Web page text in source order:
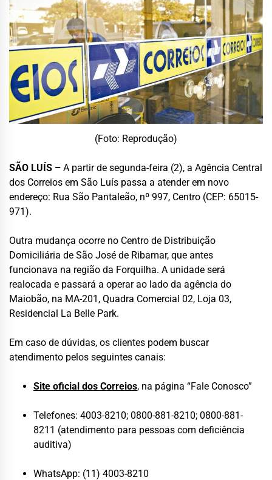
(Foto: Reprodução)
SÃO LUÍS – A partir de segunda-feira (2), a Agência Central
dos Correios em São Luís passa a atender em novo
endereço: Rua São Pantaleão, nº 997, Centro (CEP: 65015-
971).
Outra mudança ocorre no Centro de Distribuição
Domiciliária de São José de Ribamar, que antes
funcionava na região da Forquilha. A unidade será
realocada e passará a operar ao lado da agência do
Maiobão, na MA-201, Quadra Comercial 02, Loja 03,
Residencial La Belle Park.
Em caso de dúvidas, os clientes podem buscar
atendimento pelos seguintes canais:
Site oficial dos Correios, na página “Fale Conosco”
Telefones: 4003-8210; 0800-881-8210; 0800-881-
8211 (atendimento para pessoas com deficiência
auditiva)
WhatsApp: (11) 4003-8210